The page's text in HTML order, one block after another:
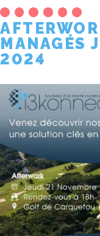
MANAGÉS
2024